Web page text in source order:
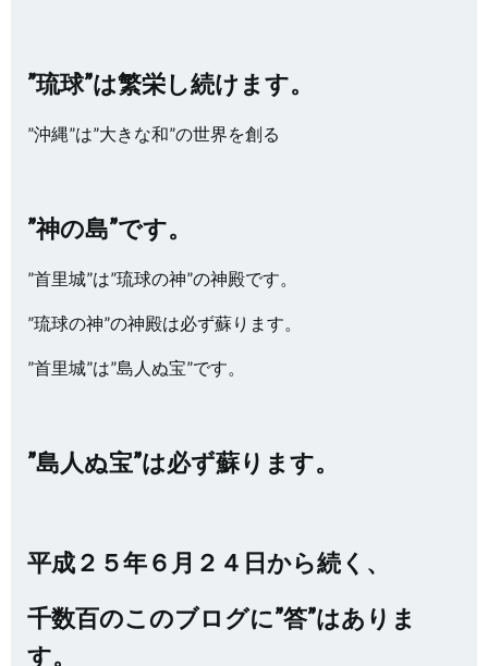
”琉球”は繁栄し続けます。
”沖縄”は”大きな和”の世界を創る
”神の島”です。
”首里城”は”琉球の神”の神殿です。
”琉球の神”の神殿は必ず蘇ります。
”首里城”は”島人ぬ宝”です。
”島人ぬ宝”は必ず蘇ります。
平成２５年６月２４日から続く、
千数百のこのブログに”答”はありま
す。